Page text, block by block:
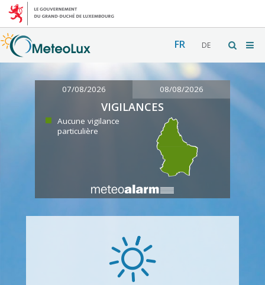
FR DE
07/08/2026 08/08/2026
VIGILANCES
Aucune vigilance
particulière